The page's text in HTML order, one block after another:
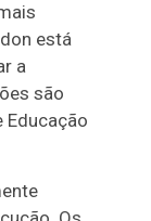
está
a
são
Educação